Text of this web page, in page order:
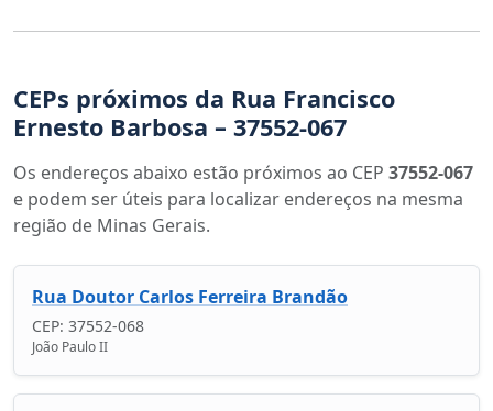
CEPs próximos da Rua Francisco
Ernesto Barbosa – 37552-067
Os endereços abaixo estão próximos ao CEP 37552-067
e podem ser úteis para localizar endereços na mesma
região de Minas Gerais.
Rua Doutor Carlos Ferreira Brandão
CEP: 37552-068
João Paulo II